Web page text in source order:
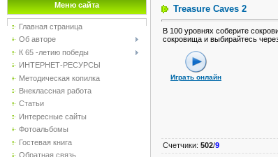
Меню сайта
Главная страница
Об авторе
К 65 -летию победы
ИНТЕРНЕТ-РЕСУРСЫ
Методическая копилка
Внеклассная работа
Статьи
Интересные сайты
Фотоальбомы
Гостевая книга
Обратная связь
Treasure Caves 2
В 100 уровнях соберите
сокровища и выбирайтесь
Играть онлайн
Счетчики: 502/9